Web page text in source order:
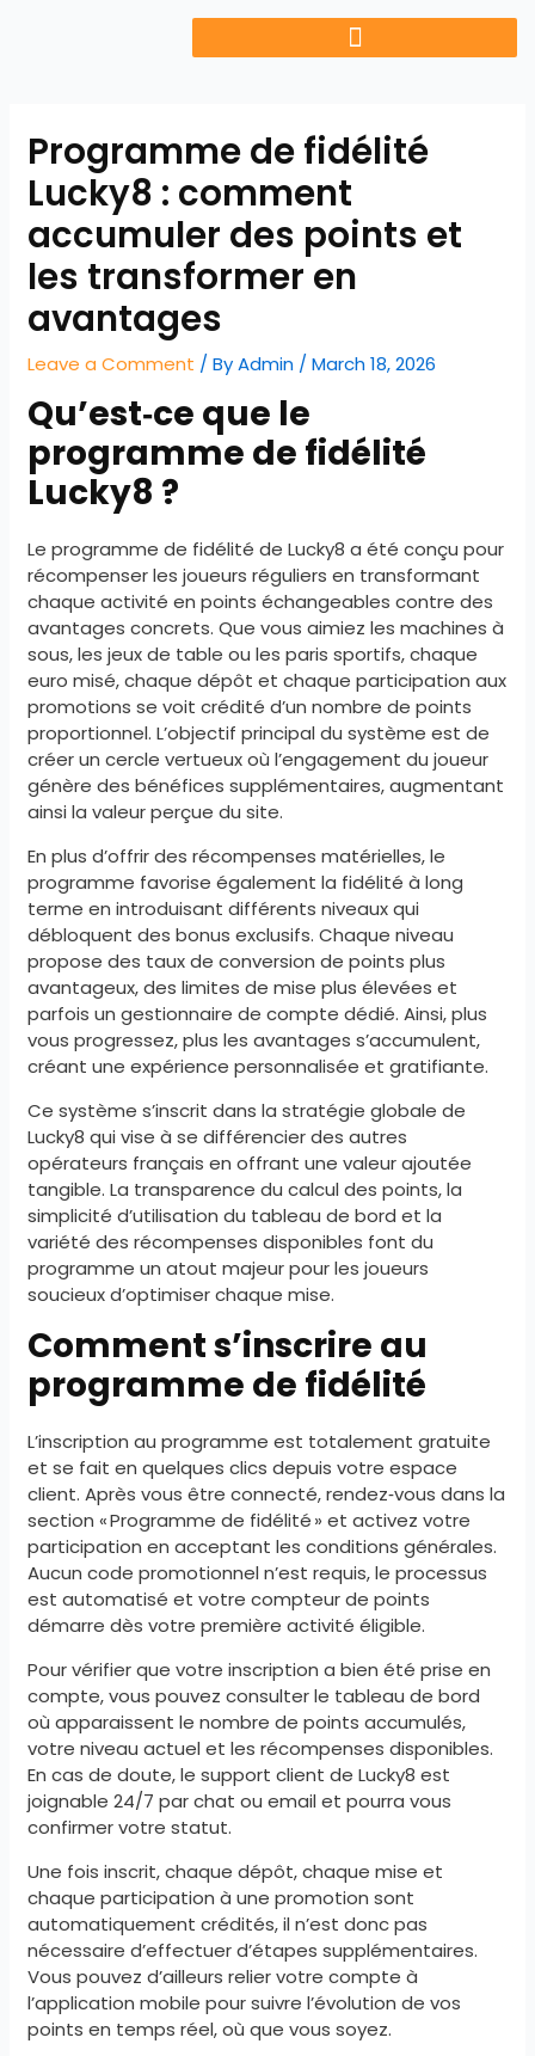
Programme de fidélité
Lucky8 : comment
accumuler des points et
les transformer en
avantages
Leave a Comment / ByAdmin /March 18, 2026
Qu’est‑ce que le
programme de fidélité
Lucky8 ?
Le programme de fidélité de Lucky8 a été conçu pour
récompenser les joueurs réguliers en transformant
chaque activité en points échangeables contre des
avantages concrets. Que vous aimiez les machines à
sous, les jeux de table ou les paris sportifs, chaque
euro misé, chaque dépôt et chaque participation aux
promotions se voit crédité d’un nombre de points
proportionnel. L’objectif principal du système est de
créer un cercle vertueux où l’engagement du joueur
génère des bénéfices supplémentaires, augmentant
ainsi la valeur perçue du site.
En plus d’offrir des récompenses matérielles, le
programme favorise également la fidélité à long
terme en introduisant différents niveaux qui
débloquent des bonus exclusifs. Chaque niveau
propose des taux de conversion de points plus
avantageux, des limites de mise plus élevées et
parfois un gestionnaire de compte dédié. Ainsi, plus
vous progressez, plus les avantages s’accumulent,
créant une expérience personnalisée et gratifiante.
Ce système s’inscrit dans la stratégie globale de
Lucky8 qui vise à se différencier des autres
opérateurs français en offrant une valeur ajoutée
tangible. La transparence du calcul des points, la
simplicité d’utilisation du tableau de bord et la
variété des récompenses disponibles font du
programme un atout majeur pour les joueurs
soucieux d’optimiser chaque mise.
Comment s’inscrire au
programme de fidélité
L’inscription au programme est totalement gratuite
et se fait en quelques clics depuis votre espace
client. Après vous être connecté, rendez‑vous dans la
section « Programme de fidélité » et activez votre
participation en acceptant les conditions générales.
Aucun code promotionnel n’est requis, le processus
est automatisé et votre compteur de points
démarre dès votre première activité éligible.
Pour vérifier que votre inscription a bien été prise en
compte, vous pouvez consulter le tableau de bord
où apparaissent le nombre de points accumulés,
votre niveau actuel et les récompenses disponibles.
En cas de doute, le support client de Lucky8 est
joignable 24/7 par chat ou email et pourra vous
confirmer votre statut.
Une fois inscrit, chaque dépôt, chaque mise et
chaque participation à une promotion sont
automatiquement crédités, il n’est donc pas
nécessaire d’effectuer d’étapes supplémentaires.
Vous pouvez d’ailleurs relier votre compte à
l’application mobile pour suivre l’évolution de vos
points en temps réel, où que vous soyez.